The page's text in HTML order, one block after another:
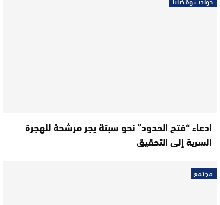
ادعاء “فتح الحدود” نحو سبتة يجر مرشحة للهجرة
السرية إلى التحقيق
مجتمع